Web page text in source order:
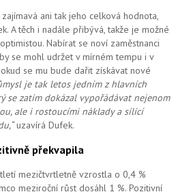
ani tak jeho celková hodnota,
A těch i nadále přibývá, takže je možné
Nabírat se noví zaměstnanci
se mohl udržet v mírném tempu i v
se mu bude dařit získávat nové
je tak letos jedním z hlavních
se zatím dokázal vypořádávat nejenom
ale i rostoucími náklady a sílící
uzavírá Dufek.
překvapila
mezičtvrtletně vzrostla o 0,4 %
meziroční růst dosáhl 1 %. Pozitivní